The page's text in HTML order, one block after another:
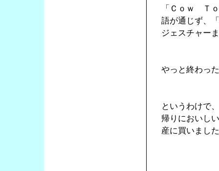
「Ｃｏｗ Ｔ
語が通じず、
ジェスチャー
やっと終わっ
というわけで
帰りにおいし
産に買いまし